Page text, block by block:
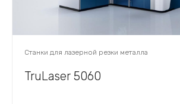
Станки для лазерной резки металла
TruLaser 5060